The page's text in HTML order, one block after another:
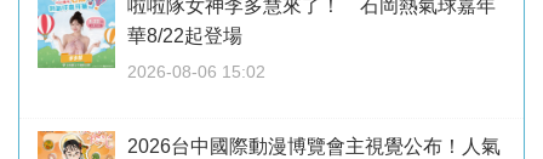
啦啦隊女神李多慧來了！ 石岡熱氣球嘉年
華8/22起登場
2026-08-06 15:02
2026台中國際動漫博覽會主視覺公布！人氣